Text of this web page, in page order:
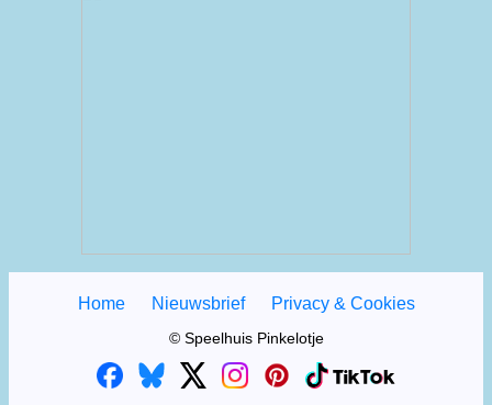
Home Nieuwsbrief Privacy & Cookies
© Speelhuis Pinkelotje